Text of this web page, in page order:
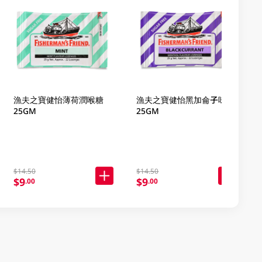
漁夫之寶健怡薄荷潤喉糖
25GM
$14.50
$9.00
漁夫之寶健怡黑加侖子味
25GM
$14.50
$9.00